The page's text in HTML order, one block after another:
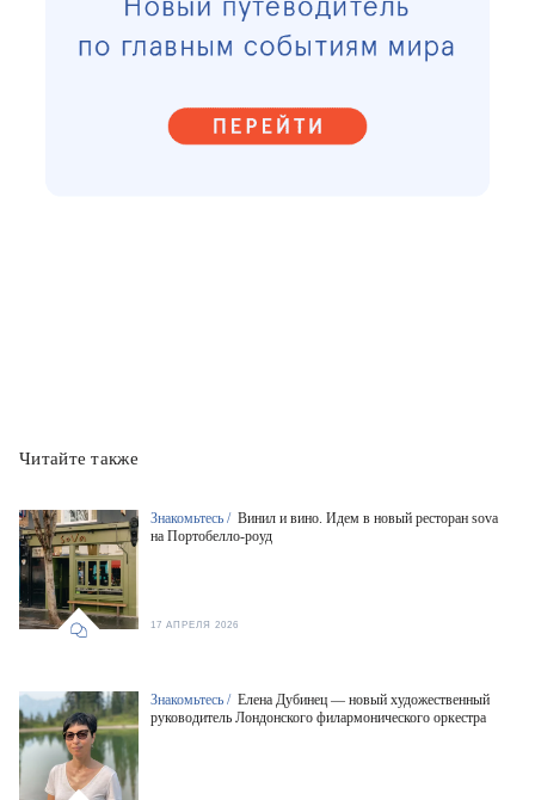
Читайте также
Знакомьтесь / Винил и вино. Идем в новый ресторан sova
на Портобелло-роуд
17 АПРЕЛЯ 2026
Знакомьтесь / Елена Дубинец — новый художественный
руководитель Лондонского филармонического оркестра